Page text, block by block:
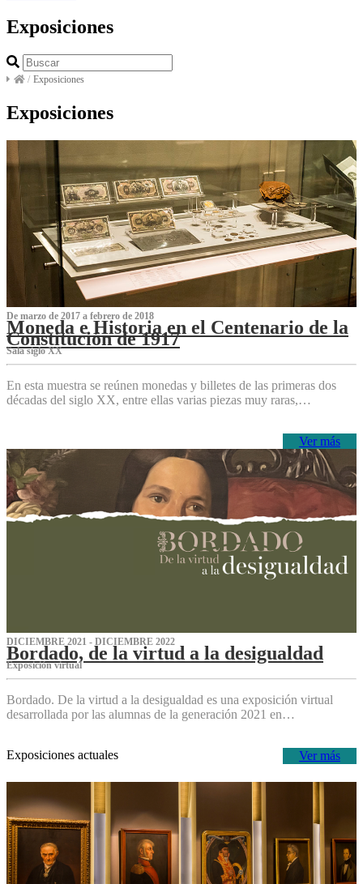
Exposiciones
/ Exposiciones
Exposiciones
De marzo de 2017 a febrero de 2018
Moneda e Historia en el Centenario de la
Constitución de 1917
Sala siglo XX
En esta muestra se reúnen monedas y billetes de las primeras dos
décadas del siglo XX, entre ellas varias piezas muy raras,…
Ver más
DICIEMBRE 2021 - DICIEMBRE 2022
Bordado, de la virtud a la desigualdad
Exposición virtual‌
Bordado. De la virtud a la desigualdad es una exposición virtual
desarrollada por las alumnas de la generación 2021 en…
Ver más
Exposiciones actuales